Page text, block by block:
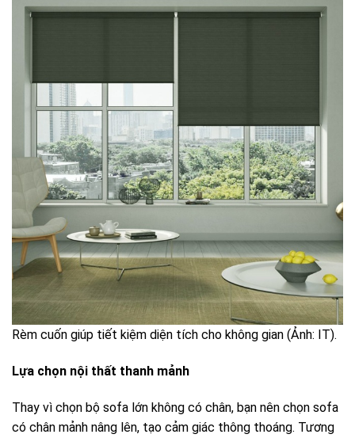
Rèm cuốn giúp tiết kiệm diện tích cho không gian (Ảnh: IT).
Lựa chọn nội thất thanh mảnh
Thay vì chọn bộ sofa lớn không có chân, bạn nên chọn sofa
có chân mảnh nâng lên, tạo cảm giác thông thoáng. Tương